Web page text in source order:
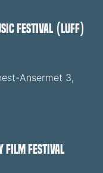
Festival (LUFF)
Ansermet 3,
Film Festival